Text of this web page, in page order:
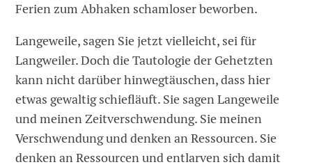
Ferien zum Abhaken schamloser beworben.
Langeweile, sagen Sie jetzt vielleicht, sei für
Langweiler. Doch die Tautologie der Gehetzten
kann nicht darüber hinwegtäuschen, dass hier
etwas gewaltig schiefläuft. Sie sagen Langeweile
und meinen Zeitverschwendung. Sie meinen
Verschwendung und denken an Ressourcen. Sie
denken an Ressourcen und entlarven sich damit